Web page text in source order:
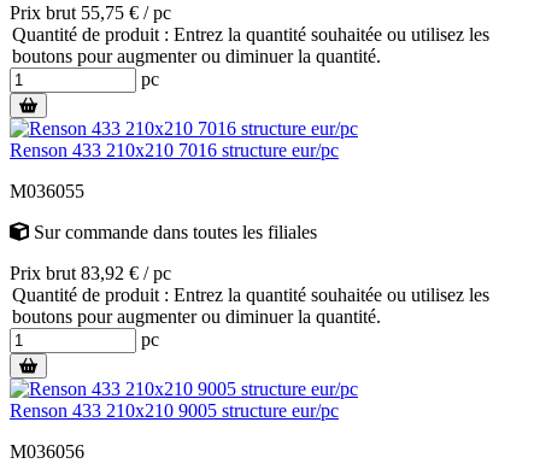
Prix brut 55,75 € / pc
Quantité de produit : Entrez la quantité souhaitée ou utilisez les
boutons pour augmenter ou diminuer la quantité.
pc
Renson 433 210x210 7016 structure eur/pc
M036055
Sur commande dans toutes les filiales
Prix brut 83,92 € / pc
Quantité de produit : Entrez la quantité souhaitée ou utilisez les
boutons pour augmenter ou diminuer la quantité.
pc
Renson 433 210x210 9005 structure eur/pc
M036056